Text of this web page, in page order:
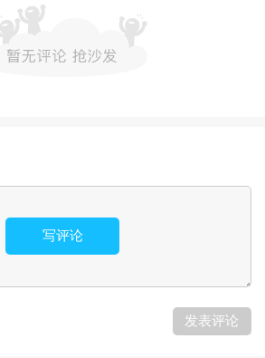
写评论
发表评论